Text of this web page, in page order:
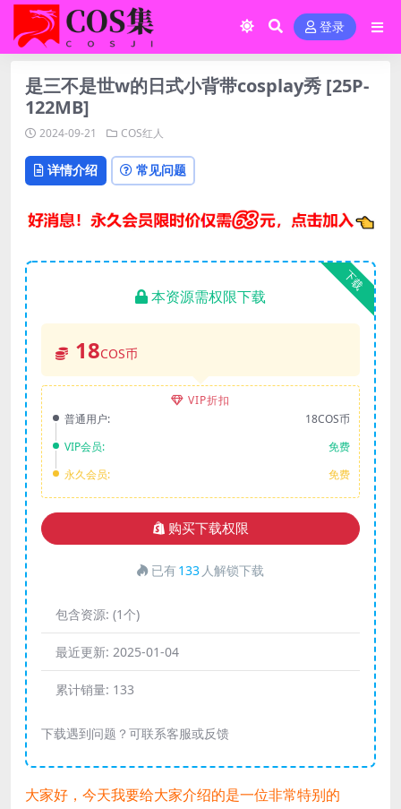
登录
是三不是世w的日式小背带cosplay秀 [25P-
122MB]
2024-09-21 COS红人
详情介绍 常见问题
下载
本资源需权限下载
18COS币
VIP折扣
普通用户:
18COS币
VIP会员:
免费
永久会员:
免费
购买下载权限
已有133 人解锁下载
包含资源: (1个)
最近更新: 2025-01-04
累计销量: 133
下载遇到问题？可联系客服或反馈
大家好，今天我要给大家介绍的是一位非常特别的